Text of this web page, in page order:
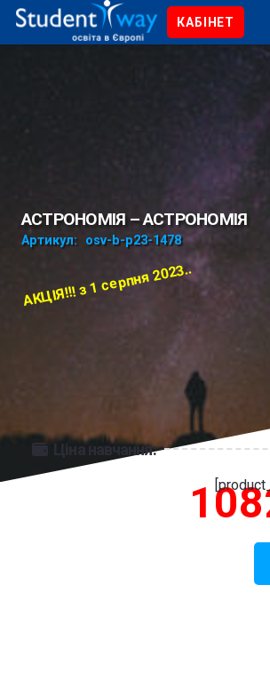
КАБІНЕТ
АСТРОНОМІЯ – АСТРОНОМІЯ
Артикул: osv-b-p23-1478
АКЦІЯ!!! з 1 серпня 2023..
Ціна навчання: